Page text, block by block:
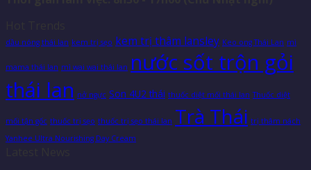
dầu nóng thái lan kem trị sẹo kem trị thâm lansley Keo ong Thái Lan mì
mama thái lan mì wai wai thái lan nước sốt trộn gỏi
thái lan nở ngực Son 4U2 thái thuốc diệt mối thái lan Thuốc diệt
mối tận gốc thuốc trị sẹo thuốc trị sẹo thái lan Trà Thái trị thâm nách
Yanhee Ultra Nourishing Day Cream